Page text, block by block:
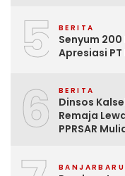
5 BERITA
Senyum
Apresiasi
6 BERITA
Dinsos
Remaja
PPRSAR
BANJARBARU